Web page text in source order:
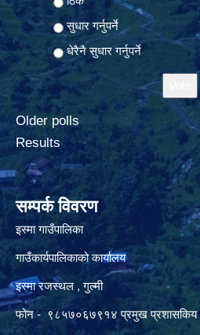
सुधार गर्नुपर्ने
धेरैनै सुधार गर्नुपर्ने
Older polls
Results
सम्पर्क विवरण
इस्मा गाउँपालिका
गाउँकार्यपालिकाको कार्यालय
इस्मा रजस्थल , गुल्मी
फोन - ९८५७०६७९१४ प्रमुख प्रशासकिय